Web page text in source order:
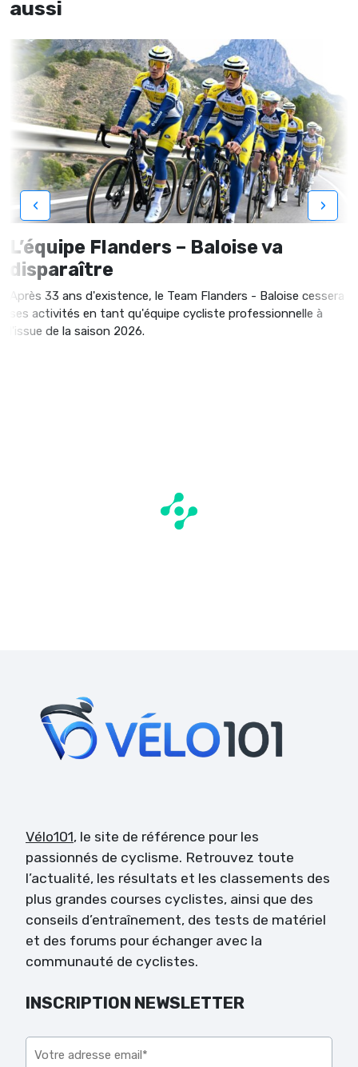
aussi
L’équipe Flanders – Baloise va
disparaître
Après 33 ans d'existence, le Team Flanders - Baloise cessera
ses activités en tant qu'équipe cycliste professionnelle à
l'issue de la saison 2026.
‹ ›
Vélo101, le site de référence pour les
passionnés de cyclisme. Retrouvez toute
l’actualité, les résultats et les classements des
plus grandes courses cyclistes, ainsi que des
conseils d’entraînement, des tests de matériel
et des forums pour échanger avec la
communauté de cyclistes.
INSCRIPTION NEWSLETTER